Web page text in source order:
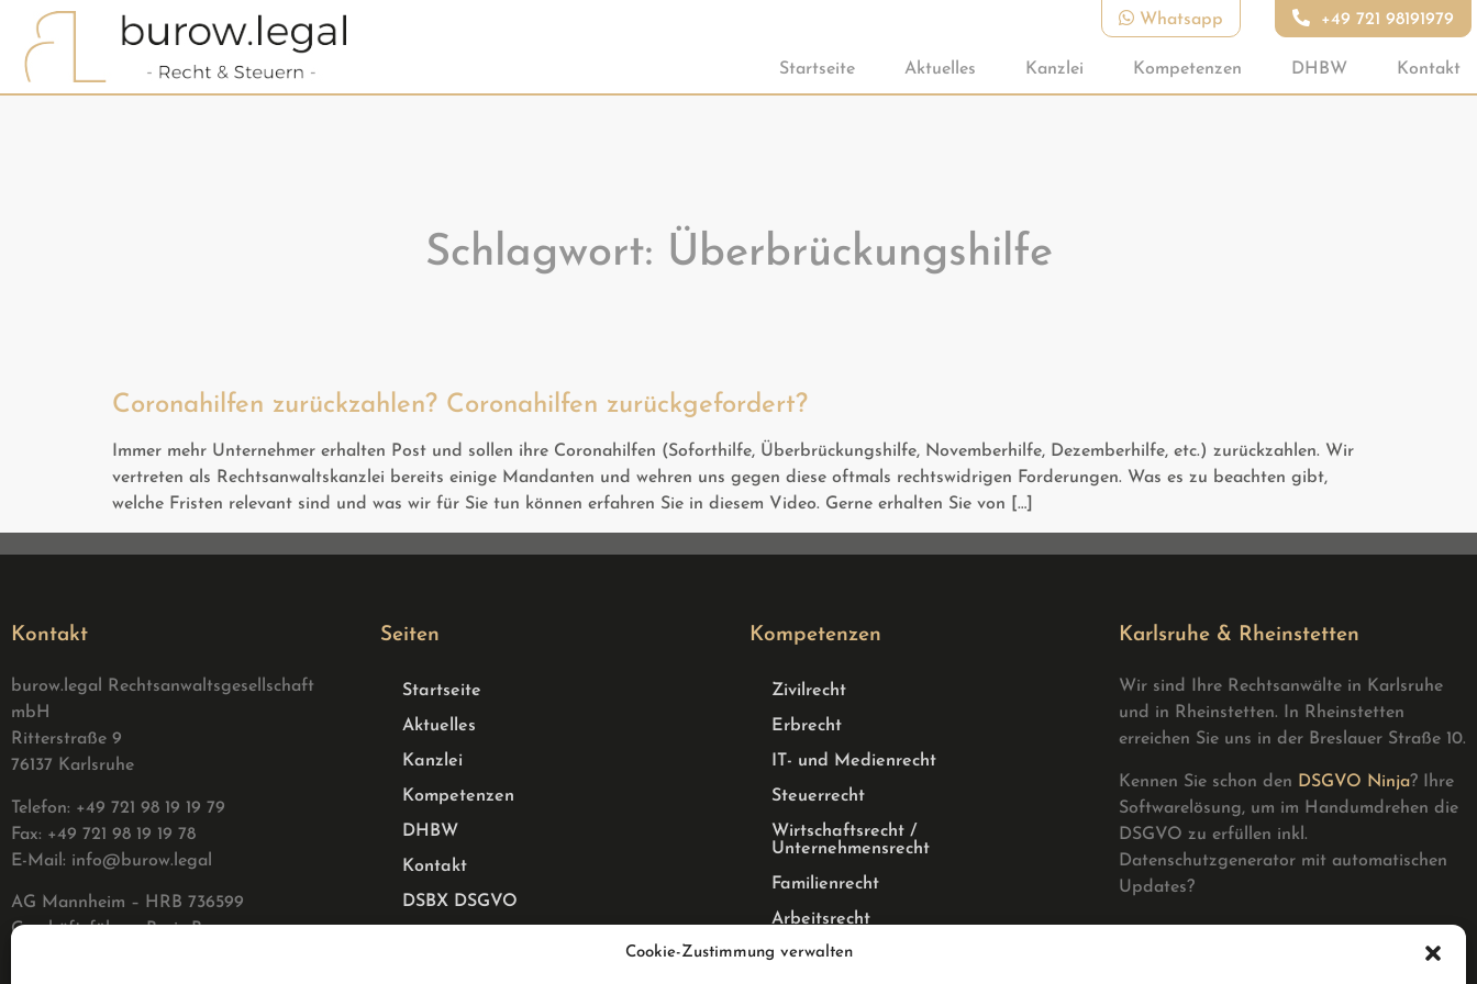
Cookie-Zustimmung verwalten
Whatsapp +49 721 98191979
Startseite Aktuelles Kanzlei Kompetenzen DHBW Kontakt
Schlagwort: Überbrückungshilfe
Coronahilfen zurückzahlen? Coronahilfen zurückgefordert?
Immer mehr Unternehmer erhalten Post und sollen ihre Coronahilfen (Soforthilfe, Überbrückungshilfe, Novemberhilfe, Dezemberhilfe, etc.) zurückzahlen. Wir
vertreten als Rechtsanwaltskanzlei bereits einige Mandanten und wehren uns gegen diese oftmals rechtswidrigen Forderungen. Was es zu beachten gibt,
welche Fristen relevant sind und was wir für Sie tun können erfahren Sie in diesem Video. Gerne erhalten Sie von […]
Kontakt
burow.legal Rechtsanwaltsgesellschaft
mbH
Ritterstraße 9
76137 Karlsruhe
Telefon: +49 721 98 19 19 79
Fax: +49 721 98 19 19 78
E-Mail: info@burow.legal
AG Mannheim – HRB 736599
Geschäftsführer: Boris Burow
Seiten
Startseite
Aktuelles
Kanzlei
Kompetenzen
DHBW
Kontakt
DSBX DSGVO
Kompetenzen
Zivilrecht
Erbrecht
IT- und Medienrecht
Steuerrecht
Wirtschaftsrecht /
Unternehmensrecht
Familienrecht
Arbeitsrecht
Mietrecht Privat und Gewerblich,
Karlsruhe & Rheinstetten
Wir sind Ihre Rechtsanwälte in Karlsruhe
und in Rheinstetten. In Rheinstetten
erreichen Sie uns in der Breslauer Straße 10.
Kennen Sie schon den DSGVO Ninja? Ihre
Softwarelösung, um im Handumdrehen die
DSGVO zu erfüllen inkl.
Datenschutzgenerator mit automatischen
Updates?